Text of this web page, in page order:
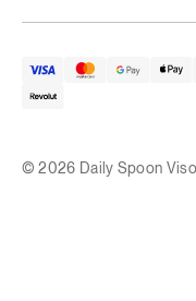
© 2026 Daily Spoon